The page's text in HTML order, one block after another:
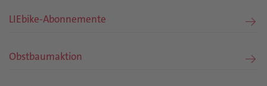
LIEbike-Abonnemente
Obstbaumaktion